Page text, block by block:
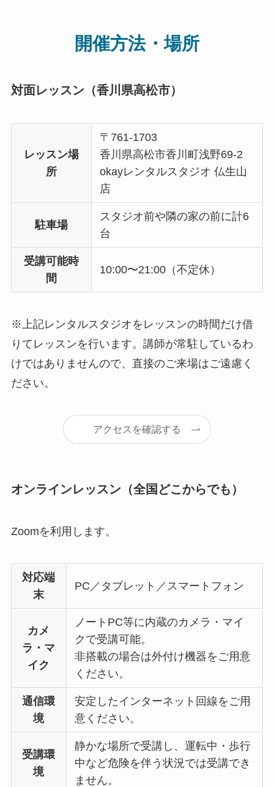
開催方法・場所
対面レッスン（香川県高松市）
レッスン場
所
〒761-1703
香川県高松市香川町浅野69-2
okayレンタルスタジオ 仏生山
店
駐車場
スタジオ前や隣の家の前に計6
台
受講可能時
間
10:00〜21:00（不定休）
※上記レンタルスタジオをレッスンの時間だけ借
りてレッスンを行います。講師が常駐しているわ
けではありませんので、直接のご来場はご遠慮く
ださい。
アクセスを確認する
オンラインレッスン（全国どこからでも）
Zoomを利用します。
対応端
末
PC／タブレット／スマートフォン
カメ
ラ・マ
イク
ノートPC等に内蔵のカメラ・マイ
クで受講可能。
非搭載の場合は外付け機器をご用意
ください。
通信環
境
安定したインターネット回線をご用
意ください。
受講環
境
静かな場所で受講し、運転中・歩行
中など危険を伴う状況では受講でき
ません。